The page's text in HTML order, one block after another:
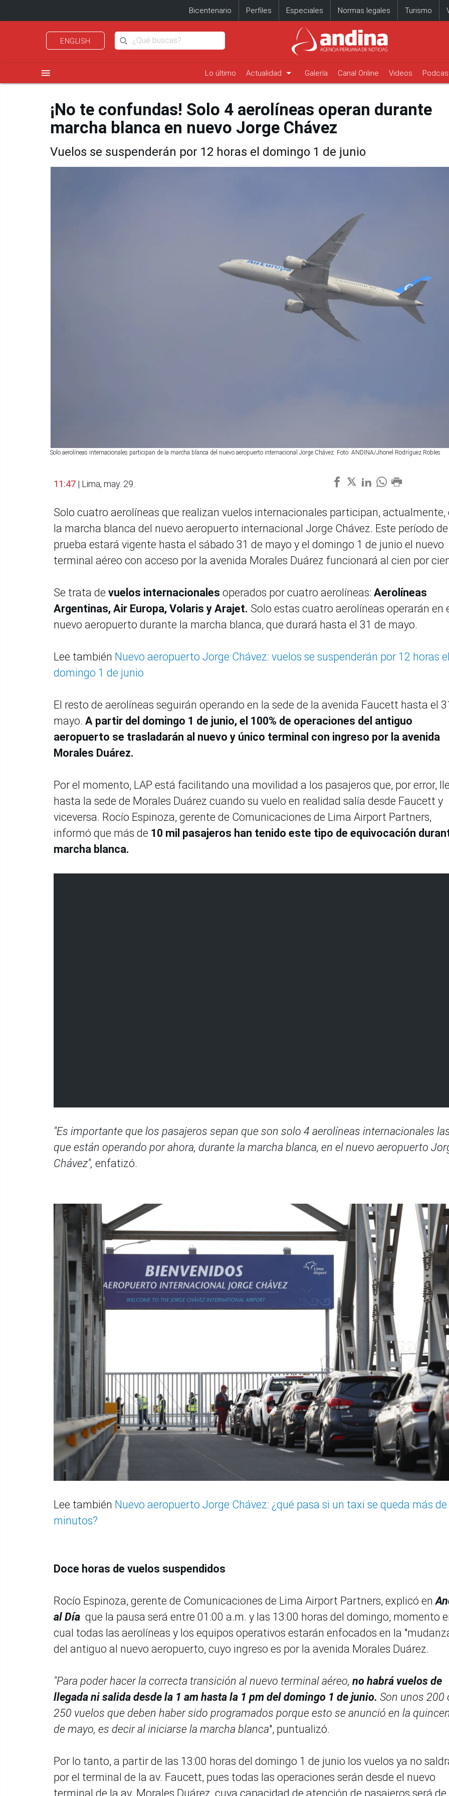
Bicentenario Perfiles Especiales Normas legales Turismo
ENGLISH
menu Lo último Actualidad arrow_drop_down Galería Canal Online Videos
¡No te confundas! Solo 4 aerolíneas operan durante
marcha blanca en nuevo Jorge Chávez
Vuelos se suspenderán por 12 horas el domingo 1 de junio
Solo aerolíneas internacionales participan de la marcha blanca del nuevo aeropuerto internacional Jorge Chávez. Foto: ANDINA/Jhonel Rodríguez Robles
11:47 | Lima, may. 29.
Solo cuatro aerolíneas que realizan vuelos internacionales participan, actualmente,
la marcha blanca del nuevo aeropuerto internacional Jorge Chávez. Este período de
prueba estará vigente hasta el sábado 31 de mayo y el domingo 1 de junio el nuevo
terminal aéreo con acceso por la avenida Morales Duárez funcionará al cien por
Se trata de vuelos internacionales operados por cuatro aerolíneas: Aerolíneas
Argentinas, Air Europa, Volaris y Arajet. Solo estas cuatro aerolíneas operarán en
nuevo aeropuerto durante la marcha blanca, que durará hasta el 31 de mayo.
Lee también Nuevo aeropuerto Jorge Chávez: vuelos se suspenderán por 12 horas
domingo 1 de junio
El resto de aerolíneas seguirán operando en la sede de la avenida Faucett hasta el
mayo. A partir del domingo 1 de junio, el 100% de operaciones del antiguo
aeropuerto se trasladarán al nuevo y único terminal con ingreso por la avenida
Morales Duárez.
Por el momento, LAP está facilitando una movilidad a los pasajeros que, por error,
hasta la sede de Morales Duárez cuando su vuelo en realidad salía desde Faucett y
viceversa. Rocío Espinoza, gerente de Comunicaciones de Lima Airport Partners,
informó que más de 10 mil pasajeros han tenido este tipo de equivocación
marcha blanca.
"Es importante que los pasajeros sepan que son solo 4 aerolíneas internacionales
que están operando por ahora, durante la marcha blanca, en el nuevo aeropuerto
Chávez", enfatizó.
Lee también Nuevo aeropuerto Jorge Chávez: ¿qué pasa si un taxi se queda más
minutos?
Doce horas de vuelos suspendidos
Rocío Espinoza, gerente de Comunicaciones de Lima Airport Partners, explicó en
al Día que la pausa será entre 01:00 a.m. y las 13:00 horas del domingo, momento
cual todas las aerolíneas y los equipos operativos estarán enfocados en la
del antiguo al nuevo aeropuerto, cuyo ingreso es por la avenida Morales Duárez.
"Para poder hacer la correcta transición al nuevo terminal aéreo, no habrá vuelos de
llegada ni salida desde la 1 am hasta la 1 pm del domingo 1 de junio. Son unos 200
250 vuelos que deben haber sido programados porque esto se anunció en la
de mayo, es decir al iniciarse la marcha blanca", puntualizó.
Por lo tanto, a partir de las 13:00 horas del domingo 1 de junio los vuelos ya no
por el terminal de la av. Faucett, pues todas las operaciones serán desde el nuevo
terminal de la av. Morales Duárez, cuya capacidad de atención de pasajeros será